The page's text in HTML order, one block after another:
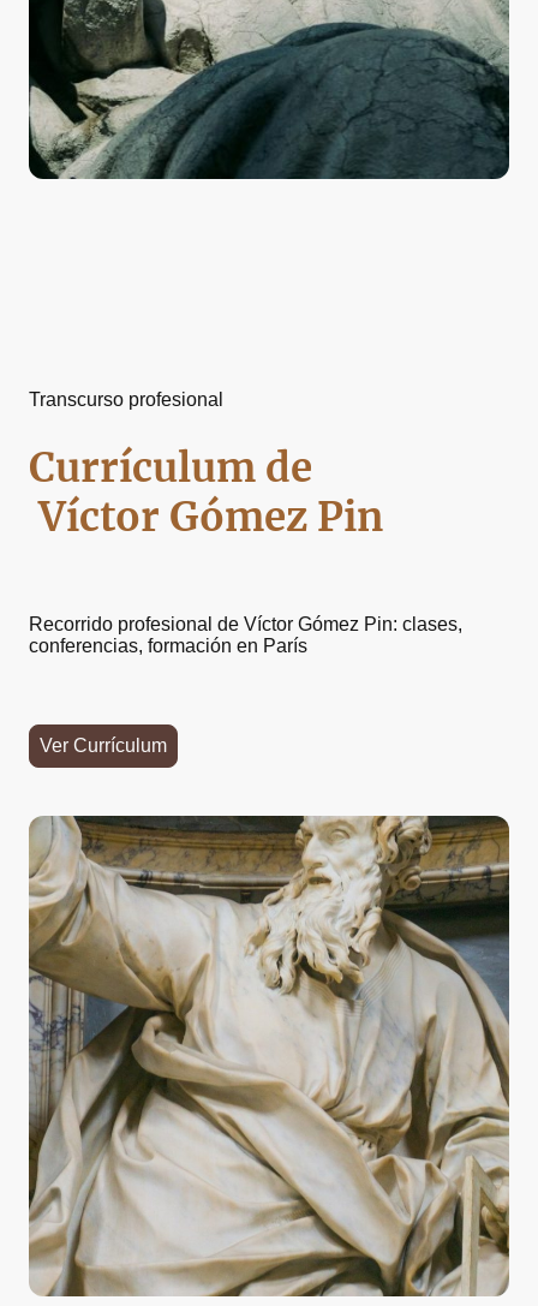
Transcurso profesional
Currículum de
Víctor Gómez Pin
Recorrido profesional de Víctor Gómez Pin: clases,
conferencias, formación en París
Ver Currículum